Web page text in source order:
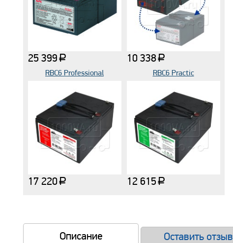
25 399 a 10 338a
RBC6 Professional
17 220a
RBC6 Practic
12 615 a
Описание Оставить отзыв